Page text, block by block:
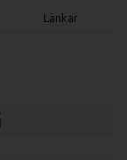
Länkar